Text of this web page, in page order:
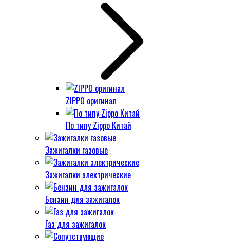
ZIPPO оригинал
По типу Zippo Китай
Зажигалки газовые
Зажигалки электрические
Бензин для зажигалок
Газ для зажигалок